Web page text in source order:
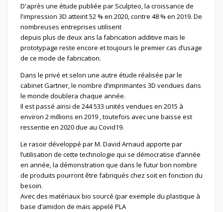
D'après une étude publiée par Sculpteo, la croissance de
l'impression 3D atteint 52 % en 2020, contre 48 % en 2019. De
nombreuses entreprises utilisent
depuis plus de deux ans la fabrication additive mais le
prototypage reste encore et toujours le premier cas d’usage
de ce mode de fabrication.
Dans le privé et selon une autre étude réalisée par le
cabinet Gartner, le nombre d’imprimantes 3D vendues dans
le monde doublera chaque année.
Il est passé ainsi de 244 533 unités vendues en 2015 à
environ 2 millions en 2019 , toutefois avec une baisse est
ressentie en 2020 due au Covid19.
Le rasoir développé par M. David Arnaud apporte par
l’utilisation de cette technologie qui se démocratise d’année
en année, la démonstration que dans le futur bon nombre
de produits pourront être fabriqués chez soit en fonction du
besoin.
Avec des matériaux bio sourcé (par exemple du plastique à
base d’amidon de maïs appelé PLA